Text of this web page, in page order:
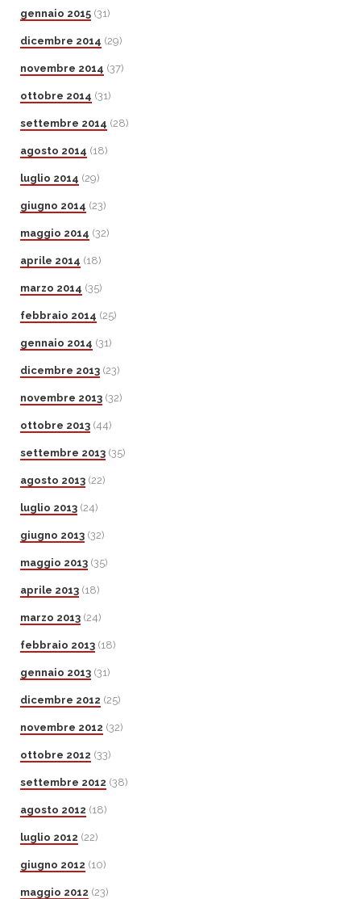
gennaio 2015 (31)
dicembre 2014 (29)
novembre 2014 (37)
ottobre 2014 (31)
settembre 2014 (28)
agosto 2014 (18)
luglio 2014 (29)
giugno 2014 (23)
maggio 2014 (32)
aprile 2014 (18)
marzo 2014 (35)
febbraio 2014 (25)
gennaio 2014 (31)
dicembre 2013 (23)
novembre 2013 (32)
ottobre 2013 (44)
settembre 2013 (35)
agosto 2013 (22)
luglio 2013 (24)
giugno 2013 (32)
maggio 2013 (35)
aprile 2013 (18)
marzo 2013 (24)
febbraio 2013 (18)
gennaio 2013 (31)
dicembre 2012 (25)
novembre 2012 (32)
ottobre 2012 (33)
settembre 2012 (38)
agosto 2012 (18)
luglio 2012 (22)
giugno 2012 (10)
maggio 2012 (23)